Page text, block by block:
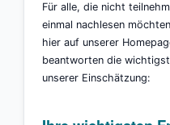
Für alle, die nicht
einmal nachlesen
hier auf unserer
beantworten die
unserer Einschätzung: